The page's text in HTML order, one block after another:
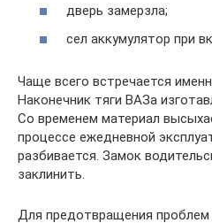
дверь замерзла;
сел аккумулятор при
Чаще всего встречается
Наконечник тяги ВАЗа
Со временем материал
процессе ежедневной
разбивается. Замок
заклинить.
Для предотвращения